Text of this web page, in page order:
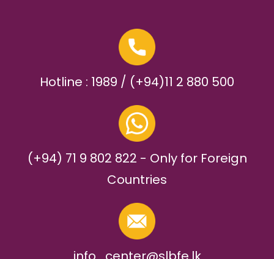
Hotline : 1989 / (+94)11 2 880 500
(+94) 71 9 802 822 - Only for Foreign
Countries